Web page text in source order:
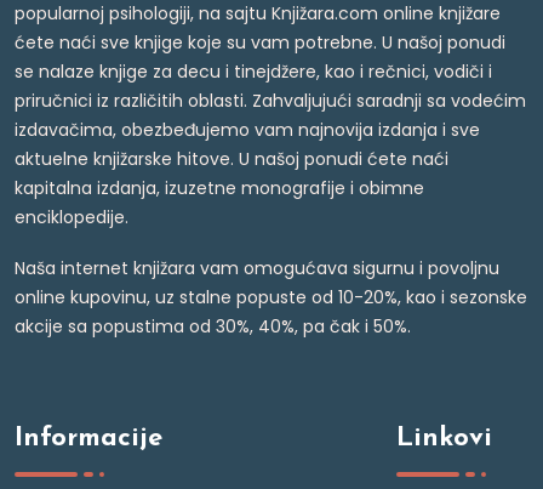
popularnoj psihologiji, na sajtu Knjižara.com online knjižare
ćete naći sve knjige koje su vam potrebne. U našoj ponudi
se nalaze knjige za decu i tinejdžere, kao i rečnici, vodiči i
priručnici iz različitih oblasti. Zahvaljujući saradnji sa vodećim
izdavačima, obezbeđujemo vam najnovija izdanja i sve
aktuelne knjižarske hitove. U našoj ponudi ćete naći
kapitalna izdanja, izuzetne monografije i obimne
enciklopedije.
Naša internet knjižara vam omogućava sigurnu i povoljnu
online kupovinu, uz stalne popuste od 10-20%, kao i sezonske
akcije sa popustima od 30%, 40%, pa čak i 50%.
Informacije Linkovi